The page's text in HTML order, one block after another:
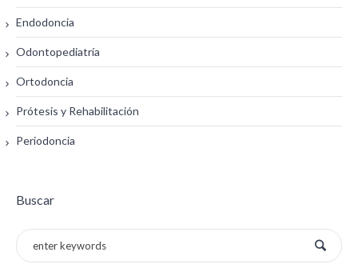
Endodoncia
Odontopediatría
Ortodoncia
Prótesis y Rehabilitación
Periodoncia
Buscar